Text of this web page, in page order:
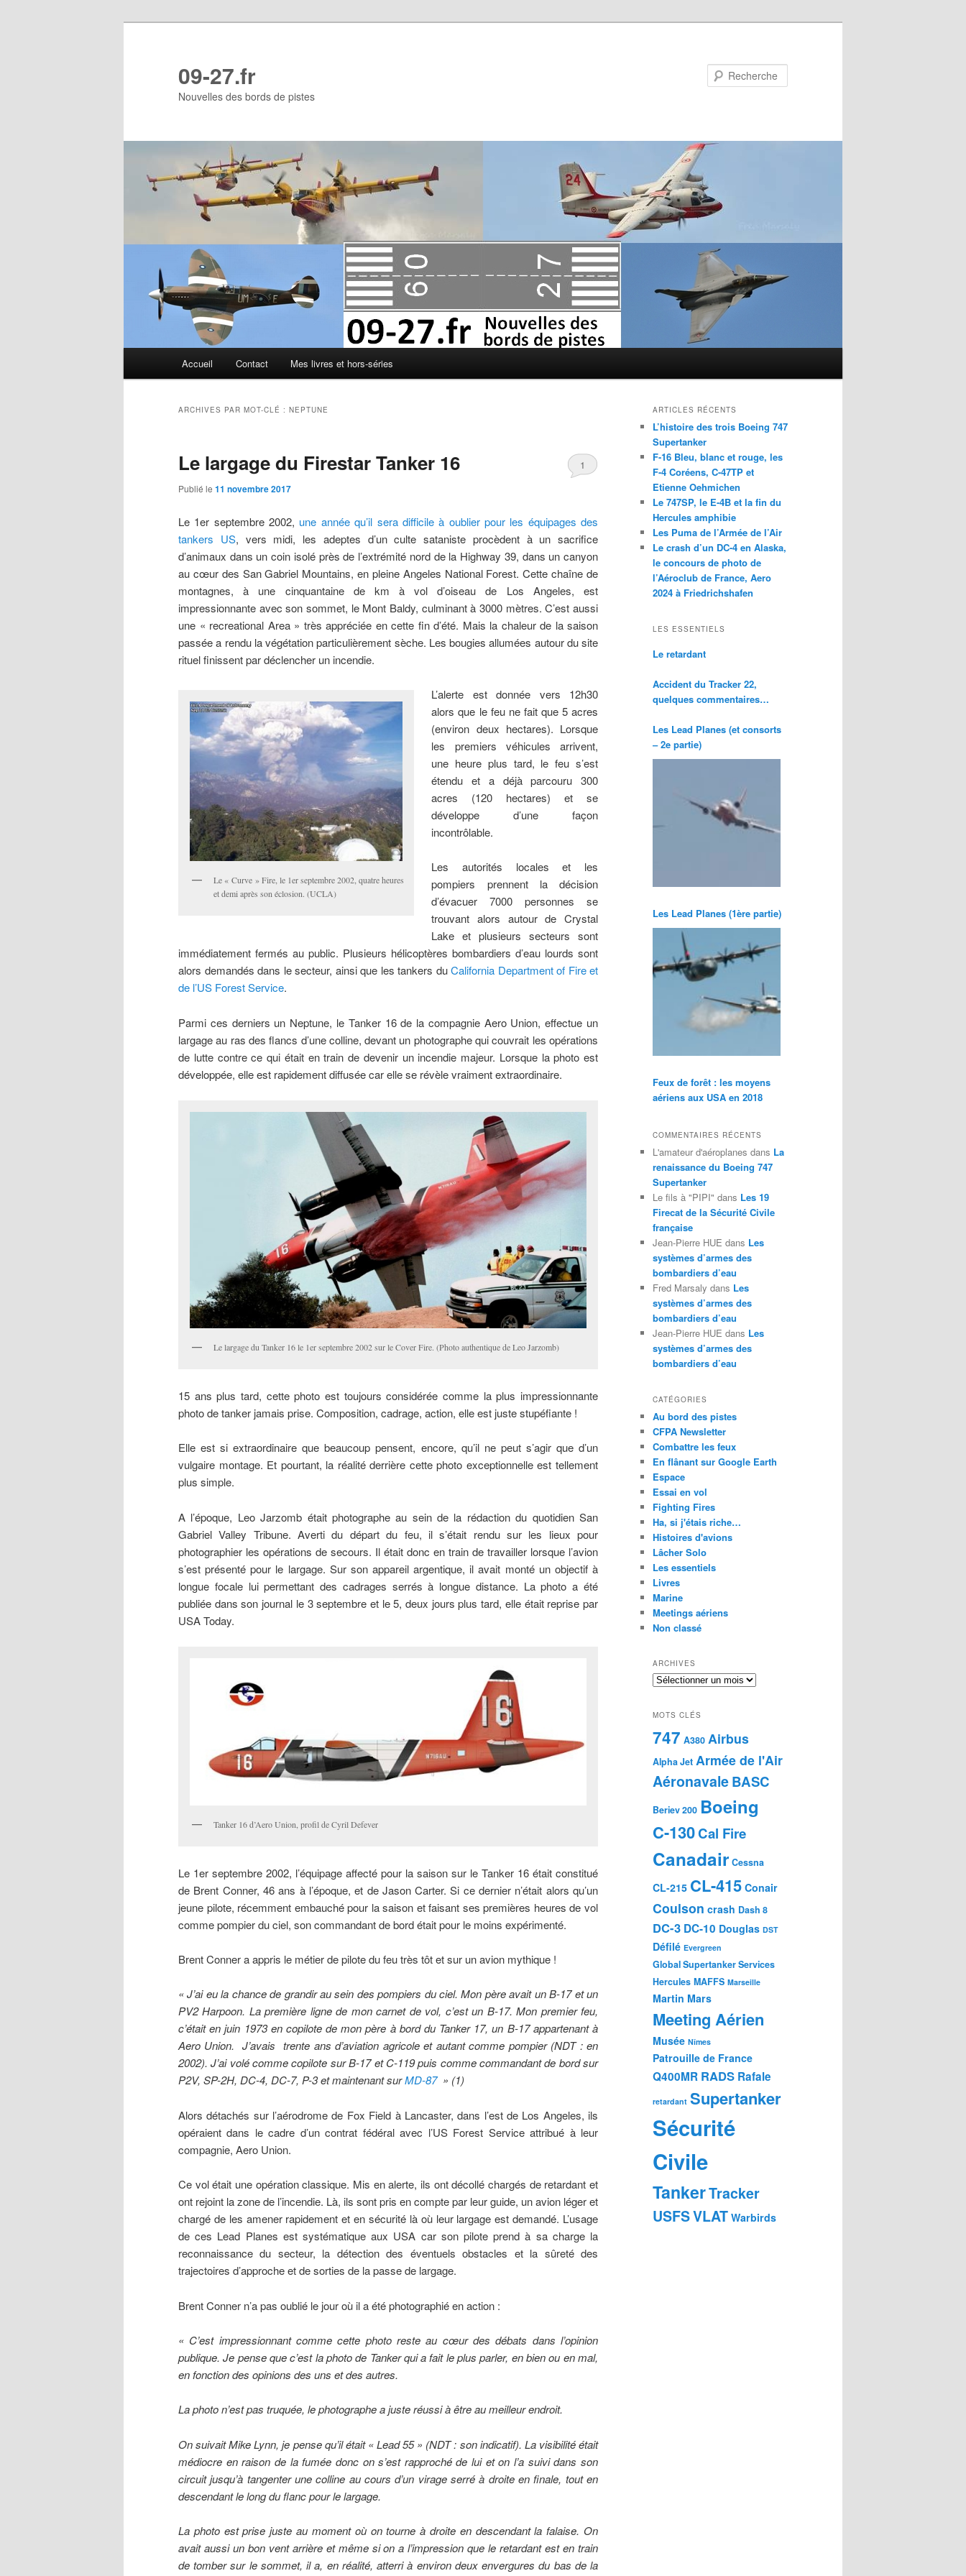
09-27.fr
Nouvelles des bords de pistes
Accueil Contact Mes livres et hors-séries
ARCHIVES PAR MOT-CLÉ : NEPTUNE
Le largage du Firestar Tanker 16
Publié le 11 novembre 2017
1
Le 1er septembre 2002, une année qu’il sera difficile à oublier pour les équipages des
tankers US, vers midi, les adeptes d’un culte sataniste procèdent à un sacrifice
d’animaux dans un coin isolé près de l’extrémité nord de la Highway 39, dans un canyon
au cœur des San Gabriel Mountains, en pleine Angeles National Forest. Cette chaîne de
montagnes, à une cinquantaine de km à vol d’oiseau de Los Angeles, est
impressionnante avec son sommet, le Mont Baldy, culminant à 3000 mètres. C’est aussi
une « recreational Area » très appréciée en cette fin d’été. Mais la chaleur de la saison
passée a rendu la végétation particulièrement sèche. Les bougies allumées autour du site
rituel finissent par déclencher un incendie.
Le « Curve » Fire, le 1er septembre 2002, quatre heures
et demi après son éclosion. (UCLA)
L’alerte est donnée vers 12h30
alors que le feu ne fait que 5 acres
(environ deux hectares). Lorsque
les premiers véhicules arrivent,
une heure plus tard, le feu s’est
étendu et a déjà parcouru 300
acres (120 hectares) et se
développe d’une façon
incontrôlable.
Les autorités locales et les
pompiers prennent la décision
d’évacuer 7000 personnes se
trouvant alors autour de Crystal
Lake et plusieurs secteurs sont
immédiatement fermés au public. Plusieurs hélicoptères bombardiers d’eau lourds sont
alors demandés dans le secteur, ainsi que les tankers duCalifornia Department of Fire et
de l’US Forest Service.
Parmi ces derniers un Neptune, le Tanker 16 de la compagnie Aero Union, effectue un
largage au ras des flancs d’une colline, devant un photographe qui couvrait les opérations
de lutte contre ce qui était en train de devenir un incendie majeur. Lorsque la photo est
développée, elle est rapidement diffusée car elle se révèle vraiment extraordinaire.
Le largage du Tanker 16 le 1er septembre 2002 sur le Cover Fire. (Photo authentique de Leo Jarzomb)
15 ans plus tard, cette photo est toujours considérée comme la plus impressionnante
photo de tanker jamais prise. Composition, cadrage, action, elle est juste stupéfiante !
Elle est si extraordinaire que beaucoup pensent, encore, qu’il ne peut s’agir que d’un
vulgaire montage. Et pourtant, la réalité derrière cette photo exceptionnelle est tellement
plus simple.
A l’époque, Leo Jarzomb était photographe au sein de la rédaction du quotidien San
Gabriel Valley Tribune. Averti du départ du feu, il s’était rendu sur les lieux pour
photographier les opérations de secours. Il était donc en train de travailler lorsque l’avion
s’est présenté pour le largage. Sur son appareil argentique, il avait monté un objectif à
longue focale lui permettant des cadrages serrés à longue distance. La photo a été
publiée dans son journal le 3 septembre et le 5, deux jours plus tard, elle était reprise par
USA Today.
Tanker 16 d’Aero Union, profil de Cyril Defever
Le 1er septembre 2002, l’équipage affecté pour la saison sur le Tanker 16 était constitué
de Brent Conner, 46 ans à l’époque, et de Jason Carter. Si ce dernier n’était alors qu’un
jeune pilote, récemment embauché pour la saison et faisant ses premières heures de vol
comme pompier du ciel, son commandant de bord était pour le moins expérimenté.
Brent Conner a appris le métier de pilote du feu très tôt et sur un avion mythique !
« J’ai eu la chance de grandir au sein des pompiers du ciel. Mon père avait un B-17 et un
PV2 Harpoon. La première ligne de mon carnet de vol, c’est un B-17. Mon premier feu,
c’était en juin 1973 en copilote de mon père à bord du Tanker 17, un B-17 appartenant à
Aero Union. J’avais trente ans d’aviation agricole et autant comme pompier (NDT : en
2002). J’ai volé comme copilote sur B-17 et C-119 puis comme commandant de bord sur
P2V, SP-2H, DC-4, DC-7, P-3 et maintenant surMD-87» (1)
Alors détachés sur l’aérodrome de Fox Field à Lancaster, dans l’est de Los Angeles, ils
opéraient dans le cadre d’un contrat fédéral avec l’US Forest Service attribué à leur
compagnie, Aero Union.
Ce vol était une opération classique. Mis en alerte, ils ont décollé chargés de retardant et
ont rejoint la zone de l’incendie. Là, ils sont pris en compte par leur guide, un avion léger et
chargé de les amener rapidement et en sécurité là où leur largage est demandé. L’usage
de ces Lead Planes est systématique aux USA car son pilote prend à sa charge la
reconnaissance du secteur, la détection des éventuels obstacles et la sûreté des
trajectoires d’approche et de sorties de la passe de largage.
Brent Conner n’a pas oublié le jour où il a été photographié en action :
« C’est impressionnant comme cette photo reste au cœur des débats dans l’opinion
publique. Je pense que c’est la photo de Tanker qui a fait le plus parler, en bien ou en mal,
en fonction des opinions des uns et des autres.
La photo n’est pas truquée, le photographe a juste réussi à être au meilleur endroit.
On suivait Mike Lynn, je pense qu’il était « Lead 55 » (NDT : son indicatif). La visibilité était
médiocre en raison de la fumée donc on s’est rapproché de lui et on l’a suivi dans son
circuit jusqu’à tangenter une colline au cours d’un virage serré à droite en finale, tout en
descendant le long du flanc pour le largage.
La photo est prise juste au moment où on tourne à droite en descendant la falaise. On
avait aussi un bon vent arrière et même si on a l’impression que le retardant est en train
de tomber sur le sommet, il a, en réalité, atterri à environ deux envergures du bas de la
ARTICLES RÉCENTS
L’histoire des trois Boeing 747
Supertanker
F-16 Bleu, blanc et rouge, les
F-4 Coréens, C-47TP et
Etienne Oehmichen
Le 747SP, le E-4B et la fin du
Hercules amphibie
Les Puma de l’Armée de l’Air
Le crash d’un DC-4 en Alaska,
le concours de photo de
l’Aéroclub de France, Aero
2024 à Friedrichshafen
LES ESSENTIELS
Le retardant
Accident du Tracker 22,
quelques commentaires…
Les Lead Planes (et consorts
– 2e partie)
Les Lead Planes (1ère partie)
Feux de forêt : les moyens
aériens aux USA en 2018
COMMENTAIRES RÉCENTS
L'amateur d'aéroplanes dans La
renaissance du Boeing 747
Supertanker
Le fils à "PIPI" dans Les 19
Firecat de la Sécurité Civile
française
Jean-Pierre HUE dans Les
systèmes d’armes des
bombardiers d’eau
Fred Marsaly dans Les
systèmes d’armes des
bombardiers d’eau
Jean-Pierre HUE dans Les
systèmes d’armes des
bombardiers d’eau
CATÉGORIES
Au bord des pistes
CFPA Newsletter
Combattre les feux
En flânant sur Google Earth
Espace
Essai en vol
Fighting Fires
Ha, si j'étais riche…
Histoires d'avions
Lâcher Solo
Les essentiels
Livres
Marine
Meetings aériens
Non classé
ARCHIVES
Archives
MOTS CLÉS
747 A380 Airbus
Alpha Jet Armée de l'Air
AéronavaleBASC
Beriev 200 Boeing
C-130Cal Fire
Canadair Cessna
CL-215 CL-415 Conair
Coulson crash Dash 8
DC-3 DC-10 Douglas DST
Défilé Evergreen
Global Supertanker Services
Hercules MAFFS Marseille
Martin Mars
Meeting Aérien
Musée Nîmes
Patrouille de France
Q400MR RADS Rafale
retardant Supertanker
Sécurité
Civile
TankerTracker
USFSVLAT Warbirds